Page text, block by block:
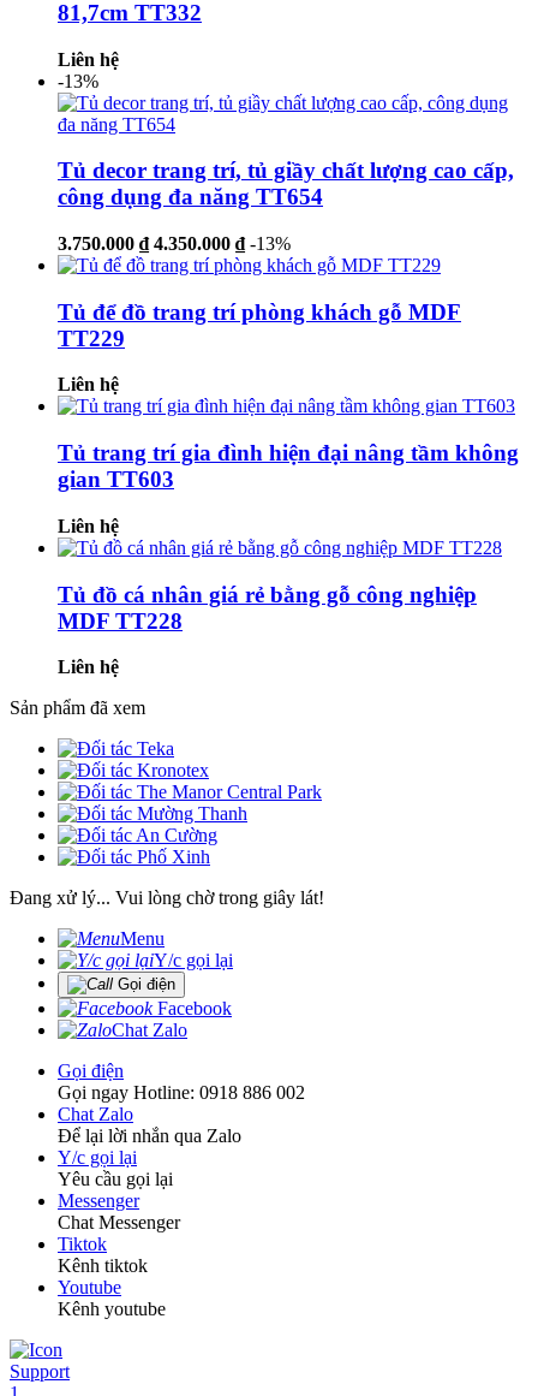
81,7cm TT332
Liên hệ
-13%
Tủ decor trang trí, tủ giầy chất lượng cao cấp,
công dụng đa năng TT654
3.750.000 ₫ 4.350.000 ₫ -13%
Tủ để đồ trang trí phòng khách gỗ MDF
TT229
Liên hệ
Tủ trang trí gia đình hiện đại nâng tầm không
gian TT603
Liên hệ
Tủ đồ cá nhân giá rẻ bằng gỗ công nghiệp
MDF TT228
Liên hệ
Sản phẩm đã xem
Đang xử lý... Vui lòng chờ trong giây lát!
Menu
Y/c gọi lại
Gọi điện
Facebook
Chat Zalo
Gọi điện
Gọi ngay Hotline: 0918 886 002
Chat Zalo
Để lại lời nhắn qua Zalo
Y/c gọi lại
Yêu cầu gọi lại
Messenger
Chat Messenger
Tiktok
Kênh tiktok
Youtube
Kênh youtube